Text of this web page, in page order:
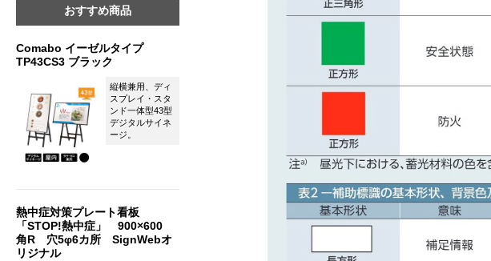
おすすめ商品
Comabo イーゼルタイプ
TP43CS3 ブラック
縦横兼用、ディ
スプレイ・スタ
ンド一体型43型
デジタルサイネ
ージ。
熱中症対策プレート看板
「STOP!熱中症」 900×600
角R 穴5φ6カ所 SignWebオ
リジナル